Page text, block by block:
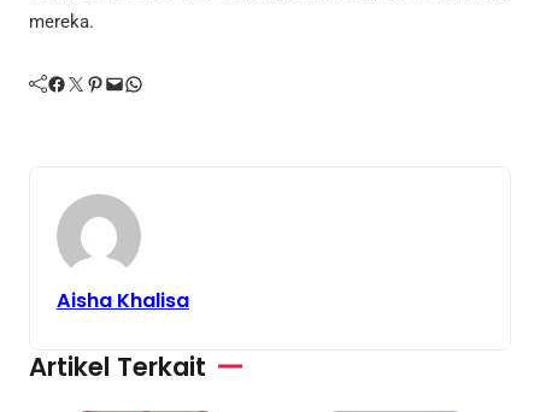
mereka.
Facebook Twitter Pinterest Mail WhatsApp
Aisha Khalisa
Artikel Terkait